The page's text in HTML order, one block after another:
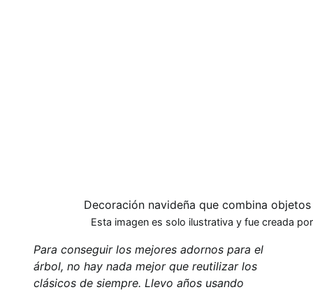
Decoración navideña que combina
Esta imagen es solo ilustrativa y fue creada
Para conseguir los mejores adornos para el
árbol, no hay nada mejor que reutilizar los
clásicos de siempre. Llevo años usando